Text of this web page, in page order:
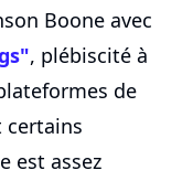
Boone avec
, plébiscité à
de
certains
est assez